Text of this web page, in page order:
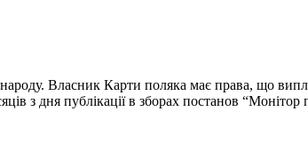
Власник Карти поляка має права, що
з дня публікації в зборах постанов “Монітор